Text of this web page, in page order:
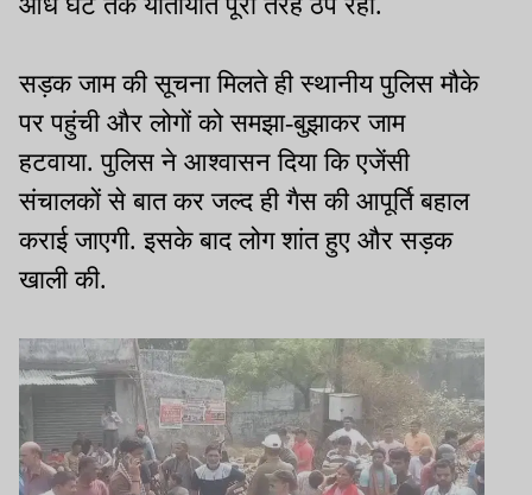
सड़क जाम की सूचना मिलते ही स्थानीय पुलिस मौके
पर पहुंची और लोगों को समझा-बुझाकर जाम
हटवाया. पुलिस ने आश्वासन दिया कि एजेंसी
संचालकों से बात कर जल्द ही गैस की आपूर्ति बहाल
कराई जाएगी. इसके बाद लोग शांत हुए और सड़क
खाली की.